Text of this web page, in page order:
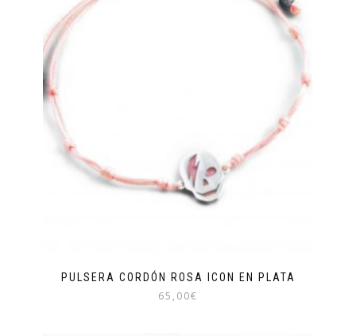
PULSERA CORDÓN ROSA ICON EN PLATA
65,00€